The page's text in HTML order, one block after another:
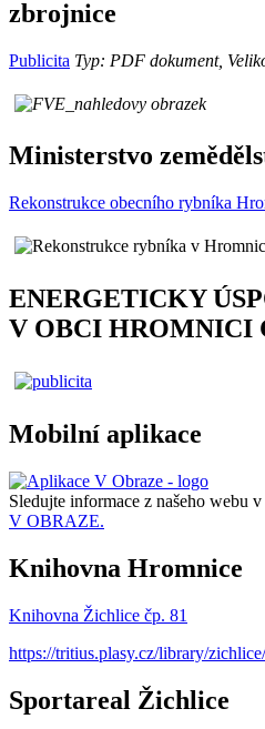
zbrojnice
Publicita Typ: PDF dokument,
Ministerstvo
Rekonstrukce obecního rybníka
ENERGETICKY
V OBCI HROMNICI
Mobilní aplikace
Sledujte informace z našeho webu v
V OBRAZE.
Knihovna Hromnice
Knihovna Žichlice čp. 81
https://tritius.plasy.cz/library/zichlice/
Sportareal Žichlice